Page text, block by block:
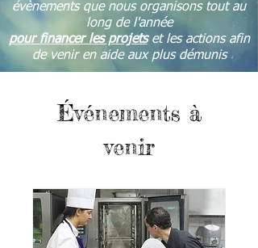
évènements que nous organisons tout au
long de l'année
pour financer les projetset les actions afin
de venir en aide aux plus démunis
Événements à
venir